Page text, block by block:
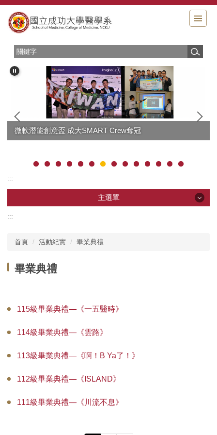
跳
到
主
區
成大2017 iGEM競賽勇奪金牌及最佳環境主題獎
微軟潛能創意盃 成大SMART Crew奪冠
:::
主選單
單位介紹
行政團隊
教師榮譽
委員會
學務相關
教務相關規章
課程資訊
:::
首頁 活動紀實 畢業典禮
畢業典禮
115級畢業典禮—《一五醫時》
114級畢業典禮—《雲路》
113級畢業典禮—《啊！B Ya了！》
112級畢業典禮—《ISLAND》
111級畢業典禮—《川流不息》